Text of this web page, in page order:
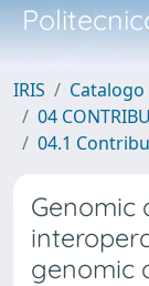
IRIS
04
04.1
Genomic
genomic